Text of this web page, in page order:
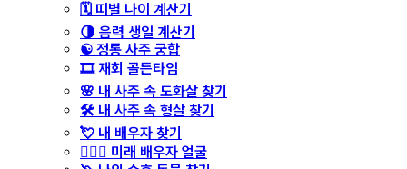
🗓️ 띠별 나이 계산기
🌗 음력 생일 계산기
☯️ 정통 사주 궁합
🎞️ 재회 골든타임
🌸 내 사주 속 도화살 찾기
🛠️ 내 사주 속 형살 찾기
💘 내 배우자 찾기
👩‍❤️‍👨 미래 배우자 얼굴